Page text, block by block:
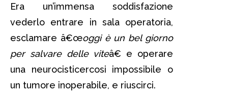
Era un’immensa soddisfazione
vederlo entrare in sala operatoria,
esclamare â€œoggi è un bel giorno
per salvare delle viteâ€ e operare
una neurocisticercosi impossibile o
un tumore inoperabile, e riuscirci.